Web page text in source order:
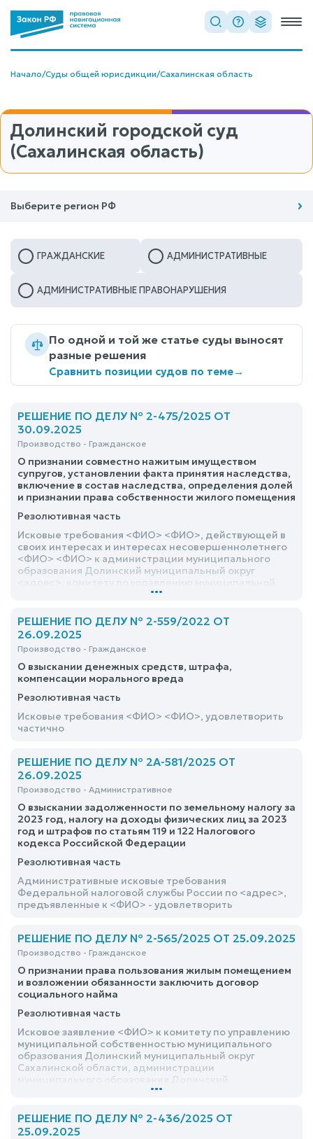
Начало/Суды общей юрисдикции/Сахалинская область
Долинский городской суд
(Сахалинская область)
Выберите регион РФ
ГРАЖДАНСКИЕ АДМИНИСТРАТИВНЫЕ
АДМИНИСТРАТИВНЫЕ ПРАВОНАРУШЕНИЯ
По одной и той же статье суды выносят
разные решения
Сравнить позиции судов по теме→
РЕШЕНИЕ ПО ДЕЛУ № 2-475/2025 ОТ
30.09.2025
Производство - Гражданское
О признании совместно нажитым имуществом
супругов, установлении факта принятия наследства,
включение в состав наследства, определения долей
и признании права собственности жилого помещения
Резолютивная часть
Исковые требования <ФИО> <ФИО>, действующей в
своих интересах и интересах несовершеннолетнего
<ФИО> <ФИО> к администрации муниципального
образования Долинский муниципальный округ
собственностью муниципального образования
области, <ФИО> <ФИО>, действующей в интересах
несовершеннолетнего <ФИО> <ФИО>, <ФИО> <ФИО>
о признании совместно нажитым имуществом
супругов, установлении факта принятия наследства,
включение в состав наследства, определения долей
и признании права собственности жилого помещения
...
РЕШЕНИЕ ПО ДЕЛУ № 2-559/2022 ОТ
26.09.2025
Производство - Гражданское
О взыскании денежных средств, штрафа,
компенсации морального вреда
Резолютивная часть
Исковые требования <ФИО> <ФИО>, удовлетворить
частично
РЕШЕНИЕ ПО ДЕЛУ № 2А-581/2025 ОТ
26.09.2025
Производство - Административное
О взыскании задолженности по земельному налогу за
2023 год, налогу на доходы физических лиц за 2023
год и штрафов по статьям 119 и 122 Налогового
кодекса Российской Федерации
Резолютивная часть
Административные исковые требования
Федеральной налоговой службы России по <адрес>,
предъявленные к <ФИО> - удовлетворить
РЕШЕНИЕ ПО ДЕЛУ № 2-565/2025 ОТ 25.09.2025
Производство - Гражданское
О признании права пользования жилым помещением
и возложении обязанности заключить договор
социального найма
Резолютивная часть
Исковое заявление <ФИО> к комитету по управлению
муниципальной собственностью муниципального
образования Долинский муниципальный округ
Сахалинской области, администрации
муниципальный округ Сахалинской области о
возложении обязанности заключить договор
социального найма, удовлетворить частично
...
РЕШЕНИЕ ПО ДЕЛУ № 2-436/2025 ОТ
25.09.2025